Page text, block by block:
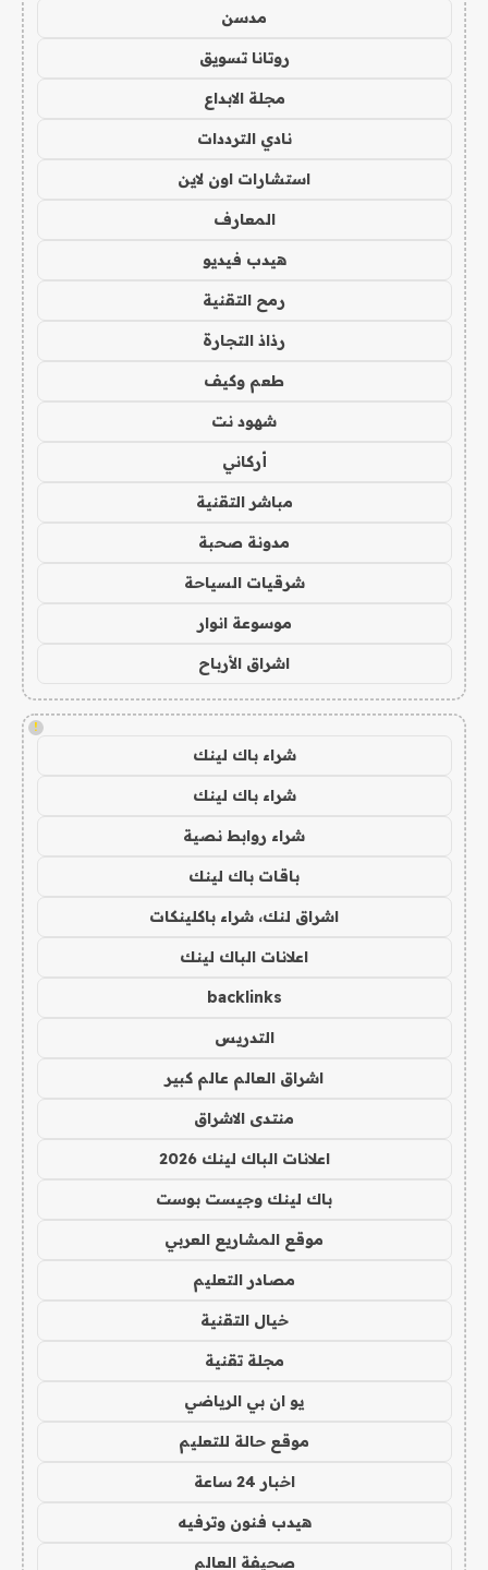
مدسن
روتانا تسويق
مجلة الابداع
نادي الترددات
استشارات اون لاين
المعارف
هيدب فيديو
رمح التقنية
رذاذ التجارة
طعم وكيف
شهود نت
أركاني
مباشر التقنية
مدونة صحبة
شرقيات السياحة
موسوعة انوار
اشراق الأرباح
!
شراء باك لينك
شراء باك لينك
شراء روابط نصية
باقات باك لينك
اشراق لنك، شراء باكلينكات
اعلانات الباك لينك
backlinks
التدريس
اشراق العالم عالم كبير
منتدى الاشراق
اعلانات الباك لينك 2026
باك لينك وجيست بوست
موقع المشاريع العربي
مصادر التعليم
خيال التقنية
مجلة تقنية
يو ان بي الرياضي
موقع حالة للتعليم
اخبار 24 ساعة
هيدب فنون وترفيه
صحيفة العالم